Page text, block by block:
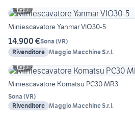
7
Miniescavatore Yanmar VIO30-5
14.900 €Sona (VR)
Rivenditore Maggio Macchine S.r.l.
7
Miniescavatore Komatsu PC30 MR3
Sona (VR)
Rivenditore Maggio Macchine S.r.l.